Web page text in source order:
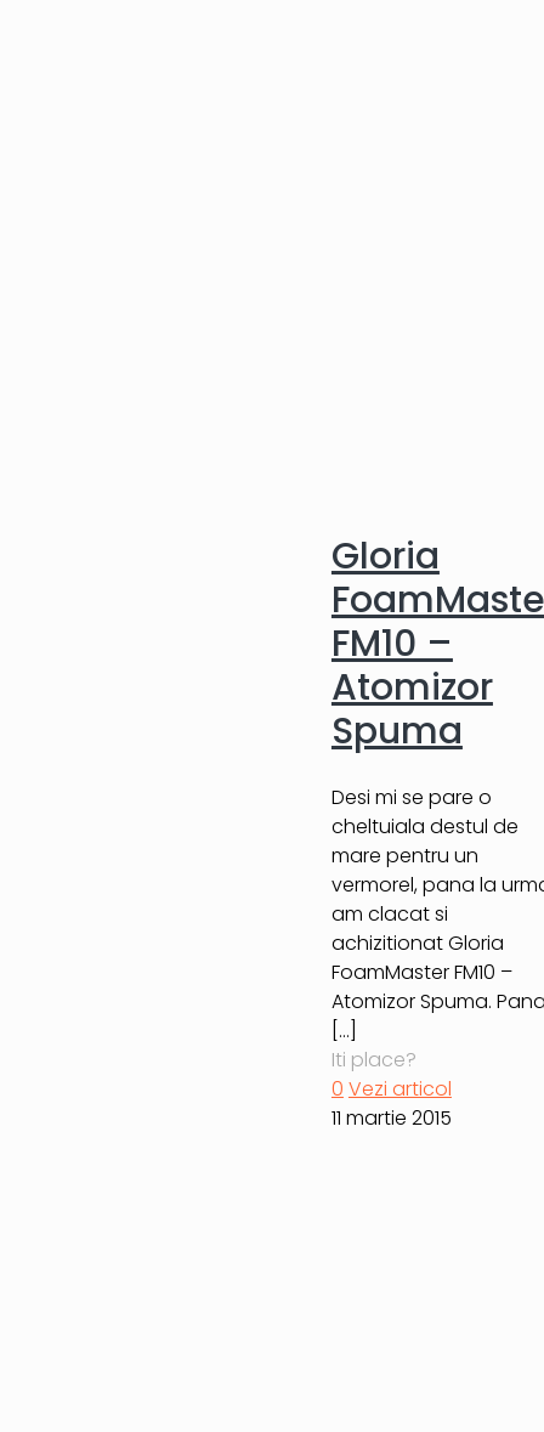
Gloria
FM10 –
Atomizor
Spuma
Desi mi se pare o
cheltuiala destul de
mare pentru un
vermorel, pana la
am clacat si
achizitionat Gloria
FoamMaster FM10 –
Atomizor Spuma.
[…]
Iti place?
0 Vezi articol
11 martie 2015